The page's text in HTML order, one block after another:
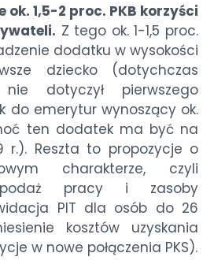
ok. 1,5-2 proc. PKB korzyści
Z tego ok. 1-1,5 proc.
dodatku w wysokości
dziecko (dotychczas
dotyczył pierwszego
do emerytur wynoszący ok.
ten dodatek ma być na
r.). Reszta to propozycje o
charakterze, czyli
podaż pracy i zasoby
PIT dla osób do 26
kosztów uzyskania
w nowe połączenia PKS).